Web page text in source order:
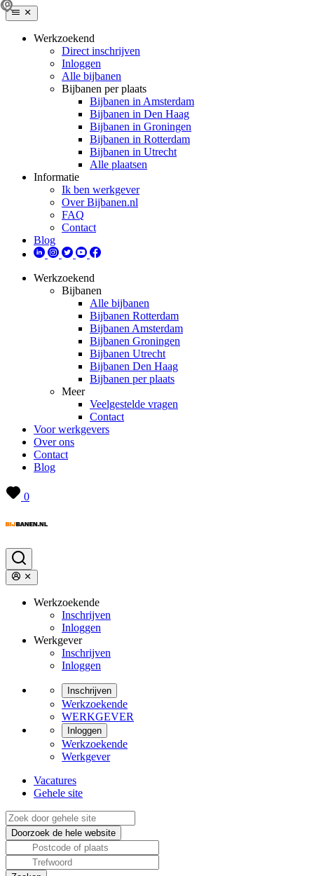
Werkzoekend
Direct inschrijven
Inloggen
Alle bijbanen
Bijbanen per plaats
Bijbanen in Amsterdam
Bijbanen in Den Haag
Bijbanen in Groningen
Bijbanen in Rotterdam
Bijbanen in Utrecht
Alle plaatsen
Informatie
Ik ben werkgever
Over Bijbanen.nl
FAQ
Contact
Blog
Werkzoekend
Bijbanen
Alle bijbanen
Bijbanen Rotterdam
Bijbanen Amsterdam
Bijbanen Groningen
Bijbanen Utrecht
Bijbanen Den Haag
Bijbanen per plaats
Meer
Veelgestelde vragen
Contact
Voor werkgevers
Over ons
Contact
Blog
0
Werkzoekende
Inschrijven
Inloggen
Werkgever
Inschrijven
Inloggen
Inschrijven
Werkzoekende
WERKGEVER
Inloggen
Werkzoekende
Werkgever
Vacatures
Gehele site